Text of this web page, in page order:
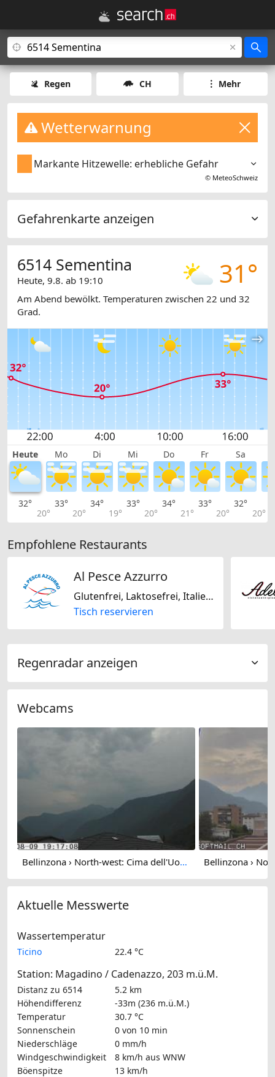
Regen CH Mehr
Wetterwarnung
Markante Hitzewelle: erhebliche Gefahr
© MeteoSchweiz
Gefahrenkarte anzeigen
31°
6514 Sementina
Heute, 9.8. ab 19:10
Am Abend bewölkt. Temperaturen zwischen 22 und 32
Grad.
Heute Mo Di Mi Do Fr Sa
32°
20°
33°
20°
34°
19°
33°
20°
34°
21°
33°
20°
32°
20°
Empfohlene Restaurants
Al Pesce Azzurro
Glutenfrei, Laktosefrei, Italienisch, Mediterran
Tisch reservieren
Regenradar anzeigen
Webcams
Bellinzona › North-west: Cima dell'Uomo
Aktuelle Messwerte
Wassertemperatur
Ticino 22.4 °C
Station: Magadino / Cadenazzo, 203 m.ü.M.
Distanz zu 6514
5.2 km
Höhendifferenz
-33m (236 m.ü.M.)
Temperatur
30.7 °C
Sonnenschein
0 von 10 min
Niederschläge
0 mm/h
Windgeschwindigkeit
8 km/h aus WNW
Böenspitze
13 km/h